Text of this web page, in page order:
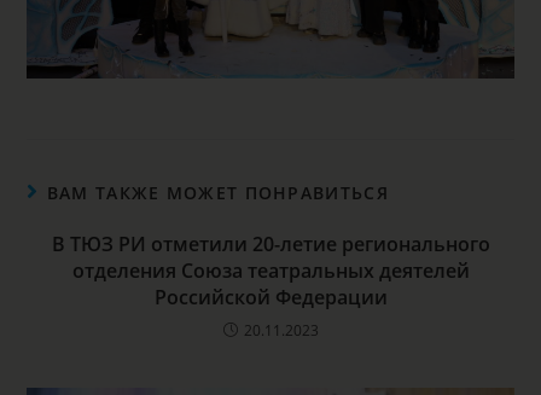
ВАМ ТАКЖЕ МОЖЕТ ПОНРАВИТЬСЯ
В ТЮЗ РИ отметили 20-летие регионального
отделения Союза театральных деятелей
Российской Федерации
20.11.2023